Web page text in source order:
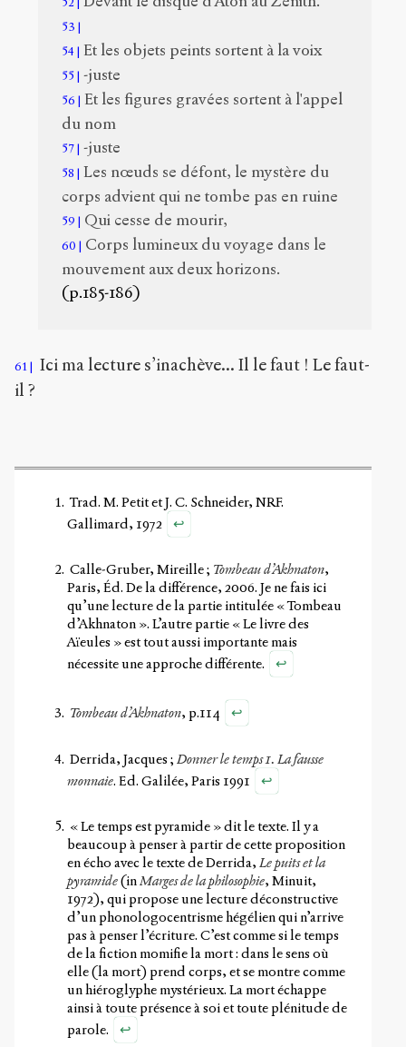
53
54
Et les objets peints sortent à la voix
55 -juste
56
Et les figures gravées sortent à l'appel
du nom
57 -juste
58
Les nœuds se défont, le mystère du
corps advient qui ne tombe pas en ruine
59 Qui cesse de mourir,
60
Corps lumineux du voyage dans le
mouvement aux deux horizons.
(p.185-186)
61
Ici ma lecture s’inachève... Il le faut ! Le faut-
il ?
Trad. M. Petit et J. C. Schneider, NRF.
Gallimard, 1972
↩
Calle-Gruber, Mireille ; Tombeau d’Akhnaton,
Paris, Éd. De la différence, 2006. Je ne fais ici
qu’une lecture de la partie intitulée « Tombeau
d’Akhnaton ». L’autre partie « Le livre des
Aïeules » est tout aussi importante mais
nécessite une approche différente.
↩
Tombeau d’Akhnaton, p.114 ↩
Derrida, Jacques ; Donner le temps 1. La fausse
monnaie. Ed. Galilée, Paris 1991 ↩
« Le temps est pyramide » dit le texte. Il y a
beaucoup à penser à partir de cette proposition
en écho avec le texte de Derrida,Le puits et la
pyramide(inMarges de la philosophie, Minuit,
1972), qui propose une lecture déconstructive
d’un phonologocentrisme hégélien qui n’arrive
pas à penser l’écriture. C’est comme si le temps
de la fiction momifie la mort : dans le sens où
elle (la mort) prend corps, et se montre comme
un hiéroglyphe mystérieux. La mort échappe
ainsi à toute présence à soi et toute plénitude de
parole.
↩